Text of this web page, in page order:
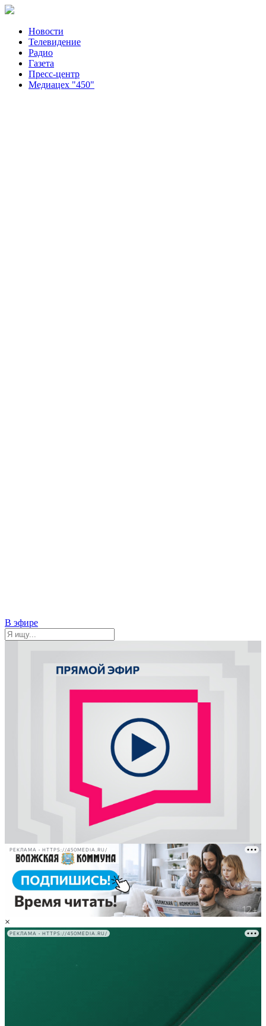
Новости
Телевидение
Радио
Газета
Пресс-центр
Медиацех "450"
В эфире
РЕКЛАМА • HTTPS://450MEDIA.RU/
×
РЕКЛАМА • HTTPS://450MEDIA.RU/